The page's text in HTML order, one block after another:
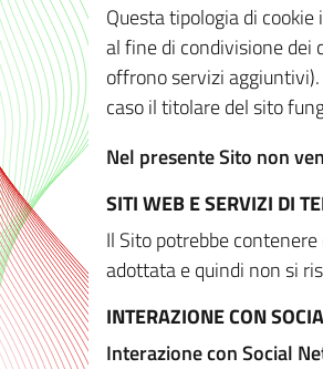
Questa tipologia di
al fine di condivisione dei
offrono servizi
caso il titolare del sito
Nel presente Sito non
SITI WEB E SERVIZI DI
Il Sito potrebbe
adottata e quindi non si
INTERAZIONE CON
Interazione con Social